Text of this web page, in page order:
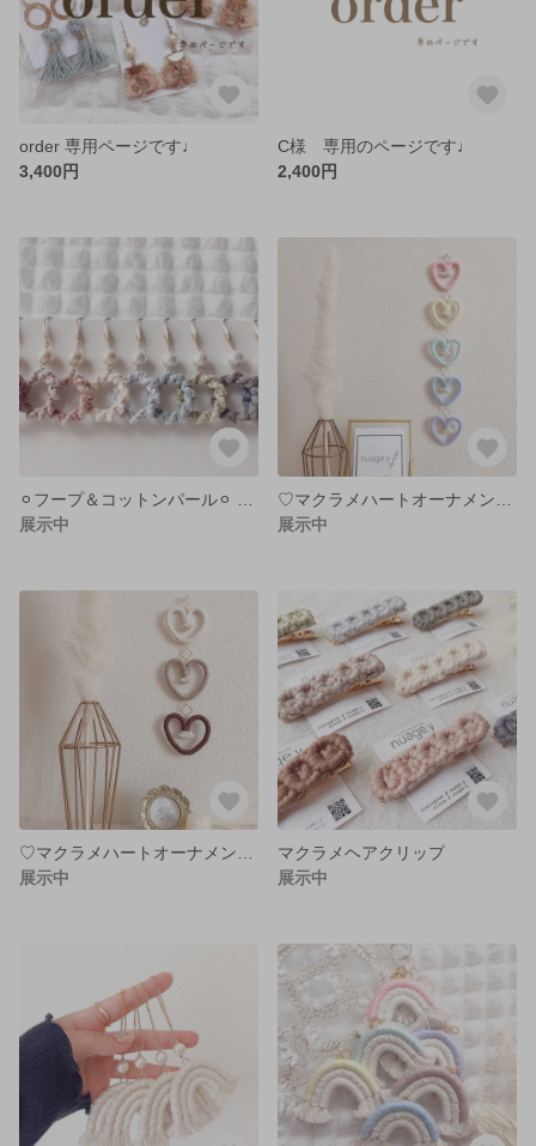
order 専用ページです♩
3,400円
C様 専用のページです♩
2,400円
展示中
展示中
展示中
マクラメヘアクリップ
展示中